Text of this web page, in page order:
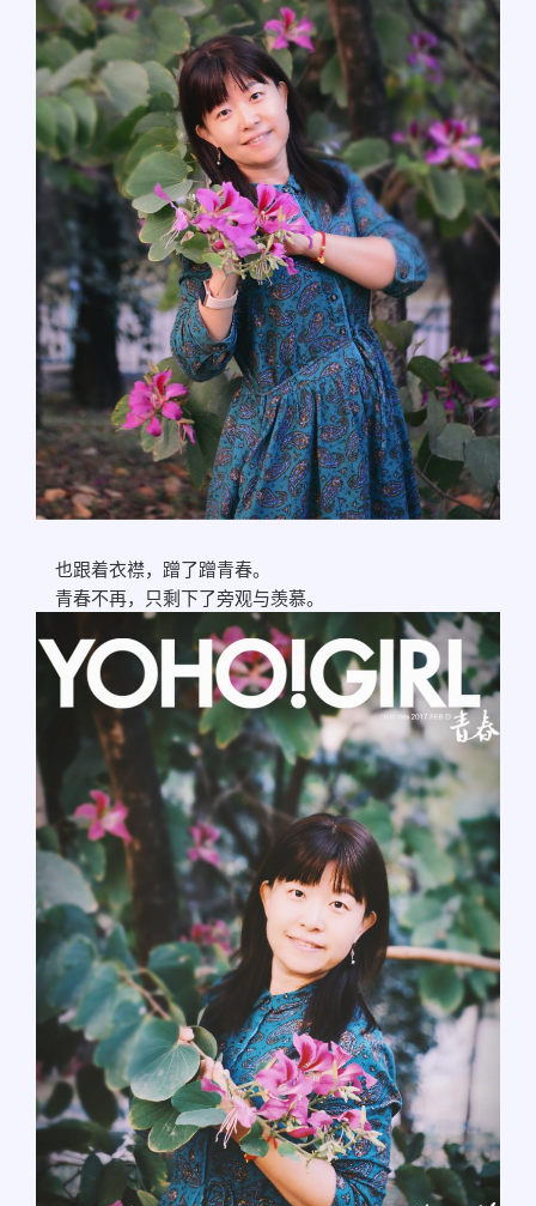
也跟着衣襟，蹭了蹭青春。
青春不再，只剩下了旁观与羡慕。